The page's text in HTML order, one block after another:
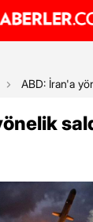
ABD: İran'a